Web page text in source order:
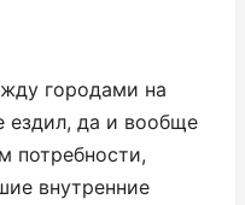
городами на
ездил, да и вообще
потребности,
внутренние